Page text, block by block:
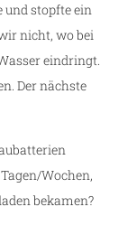
stopfte ein
nicht, wo bei
eindringt.
Der nächste
Wochen,
bekamen?